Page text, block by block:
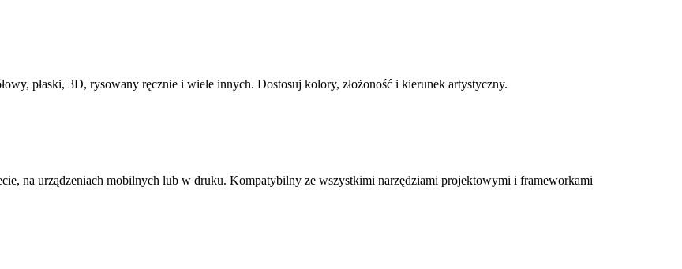
płaski, 3D, rysowany ręcznie i wiele innych. Dostosuj kolory, złożoność i kierunek artystyczny.
na urządzeniach mobilnych lub w druku. Kompatybilny ze wszystkimi narzędziami projektowymi i frameworkami